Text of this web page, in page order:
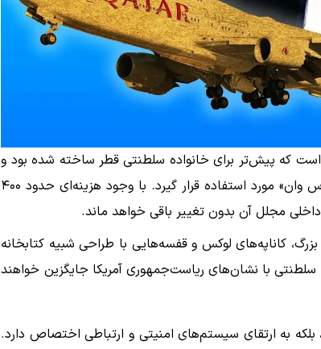
گزارش دیروزبان، این هواپیما، یک بوئینگ ۷۴۷ است که پیش‌تر برای خانواده سلطنتی قطر ساخته شده بود و
اکنون قرار است به‌عنوان نسخه‌ای موقت از «ایرفورس وان» مورد استفاده قرار گیرد. با وجود هزینه‌ای حدود ۴۰۰
مجلل آن بدون تغییر باقی خواهد ماند.
کاناپه‌های لوکس و قفسه‌هایی با طراحی شبیه کتابخانه
با نشان‌های ریاست‌جمهوری آمریکا جایگزین خواهند
به ارتقای سیستم‌های امنیتی و ارتباطی اختصاص دارد.